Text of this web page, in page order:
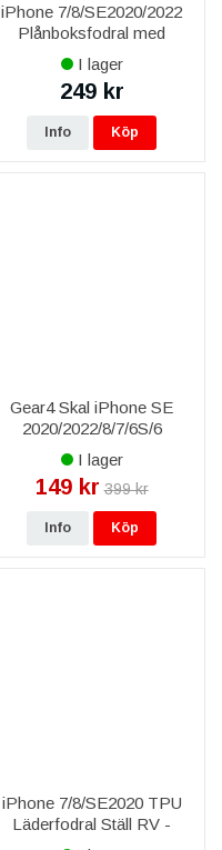
iPhone 7/8/SE2020/2022
Plånboksfodral med
Avtagbart Skal - Gyllenbrun
I lager
249 kr
Info Köp
Gear4 Skal iPhone SE
2020/2022/8/7/6S/6
Piccadilly D3O - Rosa /
Transparent
I lager
149 kr 399 kr
Info Köp
iPhone 7/8/SE2020 TPU
Läderfodral Ställ RV -
Minificka - Svart